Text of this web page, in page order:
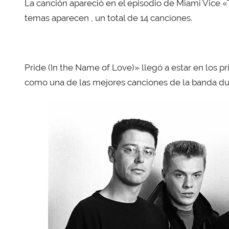
La canción apareció en el episodio de Miami Vice
temas aparecen , un total de 14 canciones.
Pride (In the Name of Love)» llegó a estar en los
como una de las mejores canciones de la banda